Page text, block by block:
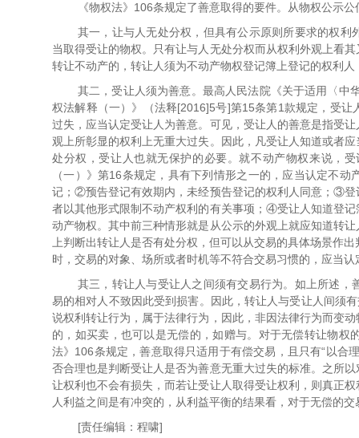
《物权法》106条规定了善意取得的要件。从物权公示
其一，让与人无处分权，但具有公示原则所要求的权
当取得受让的物权。只有让与人无处分权而从权利外观上看
转让不动产的，转让人须为不动产物权登记簿上登记的权利
其二，受让人须为善意。最高人民法院《关于适用〈中
权法解释（一）》（法释[2016]5号]第15条第1款规定，受
过失，应当认定受让人为善意。可见，受让人的善意是指受
观上所彰显的权利上无重大过失。因此，凡受让人知道或者
处分权，受让人也就无保护的必要。就不动产物权来说，
（一）》第16条规定，具有下列情形之一的，应当认定不
记；②预告登记有效期内，未经预告登记的权利人同意；③
者以其他形式限制不动产权利的有关事项；④受让人知道登
动产物权。其中前三种情形就是从公示的外观上就应知道转
上判断出转让人是否有处分权，但可以从交易的具体场景作
时，交易的对象、场所或者时机等不符合交易习惯的，应当
其三，转让人与受让人之间须有交易行为。如上所述
易的相对人不致因此受到损害。因此，转让人与受让人间须
说权利转让行为，属于法律行为，因此，非因法律行为而变
的，如买卖，也可以是无偿的，如赠与。对于无偿转让物
法》106条规定，善意取得只适用于有偿交易，且只有“以合
否合理也是判断受让人是否为善意无重大过失的标准。之所
让权利也不会有损失，而若让受让人取得受让权利，则真正
人利益之间是有冲突的，从利益平衡的结果看，对于无偿的
[责任编辑：程啸]